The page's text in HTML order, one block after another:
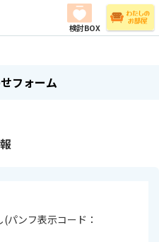
検討BOX
フォーム
パンフ表示コード：